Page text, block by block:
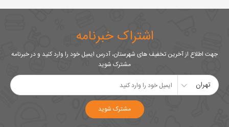
اشتراک خبرنامه
جهت اطلاع از آخرین تخفیف های شهرستان، آدرس ایمیل خود را وارد کنید و در خبرنامه
مشترک شوید
تهران
مشترک شوید